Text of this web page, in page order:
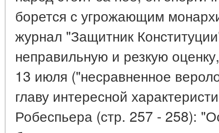
борется с угрожающим
журнал "Защитник
неправильную и резкую
13 июля ("несравненное
главу интересной
Робеспьера (стр. 257 - 258):